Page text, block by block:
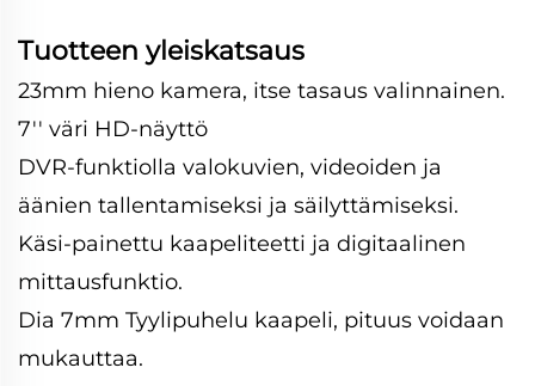
Tuotteen yleiskatsaus
23mm hieno kamera, itse tasaus valinnainen.
7'' väri HD-näyttö
DVR-funktiolla valokuvien, videoiden ja
äänien tallentamiseksi ja säilyttämiseksi.
Käsi-painettu kaapeliteetti ja digitaalinen
mittausfunktio.
Dia 7mm Tyylipuhelu kaapeli, pituus voidaan
mukauttaa.